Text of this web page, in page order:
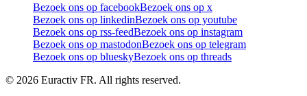
Bezoek ons op facebookBezoek ons op x
Bezoek ons op linkedinBezoek ons op youtube
Bezoek ons op rss-feedBezoek ons op instagram
Bezoek ons op mastodonBezoek ons op telegram
Bezoek ons op blueskyBezoek ons op threads
© 2026 Euractiv FR. All rights reserved.